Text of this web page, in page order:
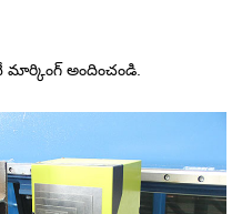
మార్కింగ్ అందించండి.